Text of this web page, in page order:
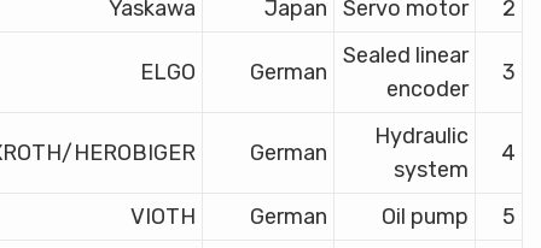
2
Servo motor
Japan
Yaskawa
3
Sealed linear
encoder
German
ELGO
4
Hydraulic
system
German
HEROBIGER
5
Oil pump
German
VIOTH